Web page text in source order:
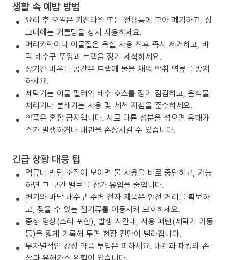
생활 속 예방 방법
요리 후 오일은 키친타월 또는 전용통에 모아 폐기하고, 싱
크대에는 거름망을 상시 사용하세요.
머리카락이나 이물질은 욕실 사용 직후 즉시 제거하고, 바
닥 배수구 뚜껑과 트랩을 정기 세척하세요.
장기간 비우는 공간은 트랩에 물을 채워 악취 역류를 방지
하세요.
세탁기는 이물 필터와 배수 호스를 정기 점검하고, 음식물
처리기나 분쇄기는 사용 및 세척 지침을 준수하세요.
약품은 혼합 금지입니다. 서로 다른 성분을 섞으면 유해가
스가 발생하거나 배관을 손상시킬 수 있습니다.
긴급 상황 대응 팁
역류나 범람 조짐이 보이면 물 사용을 바로 중단하고, 가능
하면 그 구간 밸브를 잠가 유입을 줄입니다.
변기와 바닥 배수구 주변 전자 제품은 안전 거리를 확보하
고, 젖을 수 있는 집기류를 이동시켜 보호하세요.
증상 영상(소리 포함), 발생 시간대, 사용 패턴(세탁기 가동
등)을 짧게 기록해 두면 현장 진단이 빨라집니다.
무차별적인 강성 약품 투입은 피하세요. 배관과 패킹의 손